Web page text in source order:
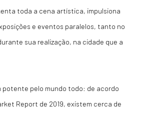
toda a cena artística, impulsiona
e eventos paralelos, tanto no
sua realização, na cidade que a
potente pelo mundo todo: de acordo
Report de 2019, existem cerca de